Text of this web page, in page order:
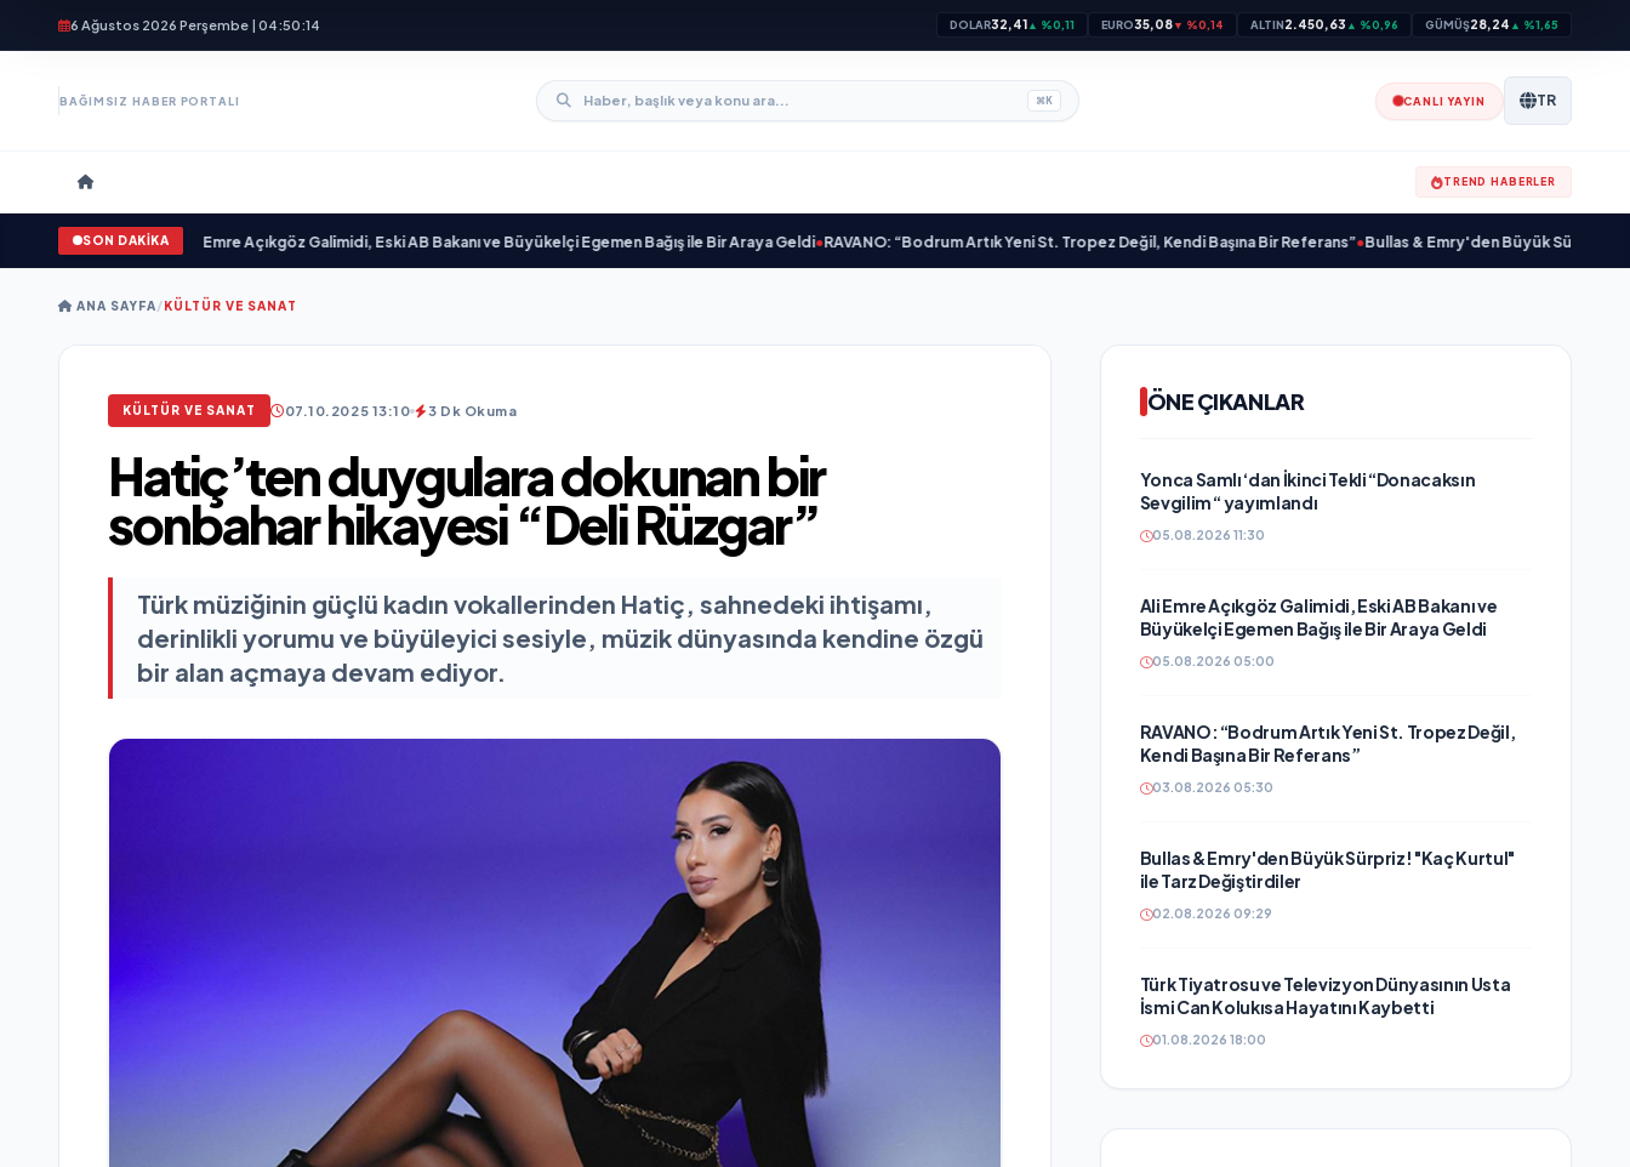
6 Ağustos 2026 Perşembe | 04:50:16 DOLAR32,41▲ %0,11 EURO35,08▼ %0,14 ALTIN2.450,63 ▲ %0,96 GÜMÜŞ28,24 ▲ %1,65
BAĞIMSIZ HABER PORTALI ⌘K CANLI YAYIN TR
TREND HABERLER
SON DAKİKA
“ yayımlandı •Ali Emre Açıkgöz Galimidi, Eski AB Bakanı ve Büyükelçi Egemen Bağış ile Bir Araya Geldi•RAVANO: “Bodrum Artık Yeni St. Tropez Değil, Kendi Başına Bir Referans”•Bullas & Emry'den Büyük Sürpriz! "Kaç
ANA SAYFA/KÜLTÜR VE SANAT
KÜLTÜR VE SANAT 07.10.2025 13:10 3 Dk Okuma
Hatiç’ten duygulara dokunan bir
sonbahar hikayesi “Deli Rüzgar”
Türk müziğinin güçlü kadın vokallerinden Hatiç, sahnedeki ihtişamı,
derinlikli yorumu ve büyüleyici sesiyle, müzik dünyasında kendine özgü
bir alan açmaya devam ediyor.
ÖNE ÇIKANLAR
Yonca Samlı ‘dan İkinci Tekli “Donacaksın
Sevgilim “ yayımlandı
05.08.2026 11:30
Ali Emre Açıkgöz Galimidi, Eski AB Bakanı ve
Büyükelçi Egemen Bağış ile Bir Araya Geldi
05.08.2026 05:00
RAVANO: “Bodrum Artık Yeni St. Tropez Değil,
Kendi Başına Bir Referans”
03.08.2026 05:30
Bullas & Emry'den Büyük Sürpriz! "Kaç Kurtul"
ile Tarz Değiştirdiler
02.08.2026 09:29
Türk Tiyatrosu ve Televizyon Dünyasının Usta
İsmi Can Kolukısa Hayatını Kaybetti
01.08.2026 18:00